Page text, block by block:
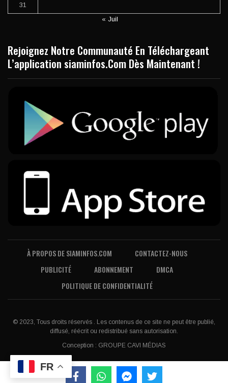
31
« Juil
Rejoignez Notre Communauté En Téléchargeant
L’application siaminfos.Com Dès Maintenant !
À PROPOS DE SIAMINFOS.COM
CONTACTEZ-NOUS
PUBLICITÉ
ABONNEMENT
DMCA
POLITIQUE DE CONFIDENTIALITÉ
© 2023, Tous droits réservés . Les contenus de ce site ne peut être publié,
diffusé, réécrit ou redistribué sans autorisation.
Conception : GROUPE CAVI MÉDIAS
FR